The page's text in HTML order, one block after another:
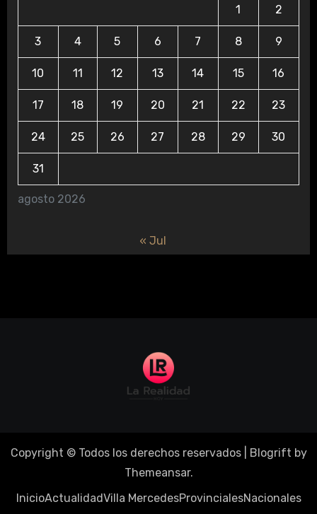
agosto 2026
1 2
3 4 5 6 7 8 9
10 11 12 13 14 15 16
17 18 19 20 21 22 23
24 25 26 27 28 29 30
31
« Jul
Copyright © Todos los derechos reservados Blogrift by
Themeansar.
InicioActualidadVilla MercedesProvincialesNacionales